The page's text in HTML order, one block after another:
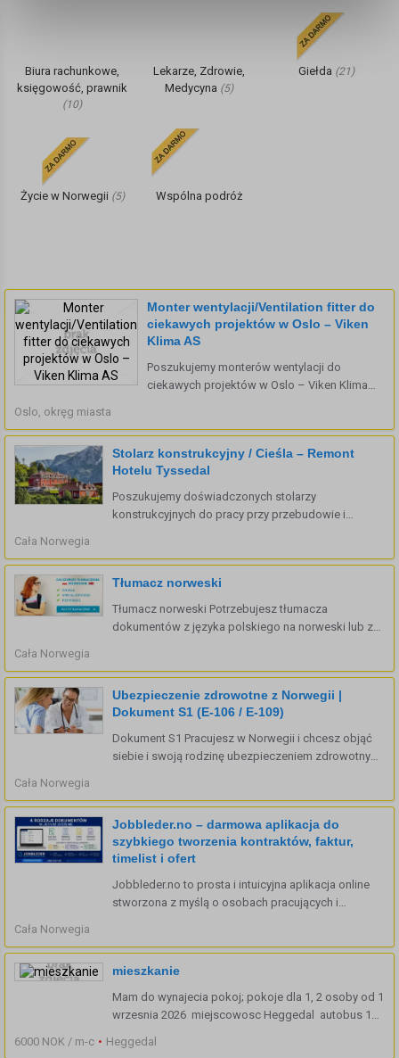
Biura rachunkowe,
księgowość, prawnik
(10)
Lekarze, Zdrowie,
Medycyna (5)
Giełda (21)
Życie w Norwegii (5) Wspólna podróż
Monter wentylacji/Ventilation fitter do
ciekawych projektów w Oslo – Viken
Klima AS
Poszukujemy monterów wentylacji do
ciekawych projektów w Oslo – Viken Klima
zmotywowanych monterów instalacji
wentylacyjnych, którzy dołączą do ...
Oslo, okręg miasta
Stolarz konstrukcyjny / Cieśla – Remont
Hotelu Tyssedal
Poszukujemy doświadczonych stolarzy
konstrukcyjnych do pracy przy przebudowie i
budowa ścian działowych i nośnych w technologii
drewnianej - ...
Cała Norwegia
Tłumacz norweski
Tłumacz norweski Potrzebujesz tłumacza
dokumentów z języka polskiego na norweski lub z
załatwisz bez wychodzenia z domu. Co możesz
przetłumaczyć? ...
Cała Norwegia
Ubezpieczenie zdrowotne z Norwegii |
Dokument S1 (E-106 / E-109)
Dokument S1 Pracujesz w Norwegii i chcesz objąć
siebie i swoją rodzinę ubezpieczeniem zdrowotnym
bezpłatnego leczenia w kraju ...
Cała Norwegia
Jobbleder.no – darmowa aplikacja do
szybkiego tworzenia kontraktów, faktur,
timelist i ofert
Jobbleder.no to prosta i intuicyjna aplikacja online
stworzona z myślą o osobach pracujących i
utrzymać porządek w rozliczeniach. W kilka minut
przygotujesz: ...
Cała Norwegia
mieszkanie
Mam do wynajecia pokoj; pokoje dla 1, 2 osoby od 1
wrzesnia 2026 miejscowosc Heggedal autobus 150
osoba lub osoby bez nalogow pracujace cena
6000 NOK / m-c • Heggedal